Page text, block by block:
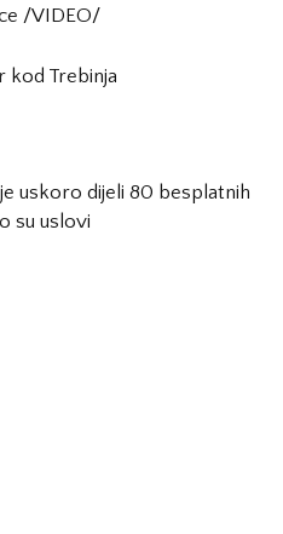
/VIDEO/
kod Trebinja
uskoro dijeli 80 besplatnih
su uslovi